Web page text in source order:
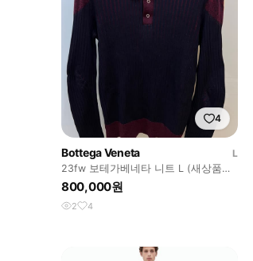
4
Bottega Veneta
L
23fw 보테가베네타 니트 L (새상품급,
한정판)
800,000원
2 4